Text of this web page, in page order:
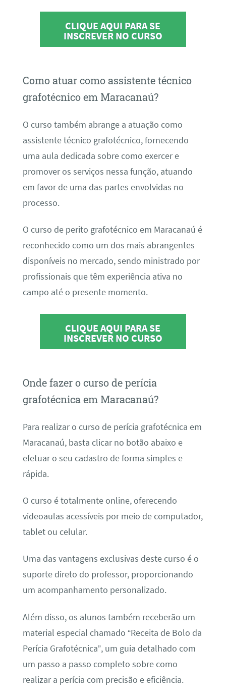
CLIQUE AQUI PARA SE
INSCREVER NO CURSO
Como atuar como assistente técnico
grafotécnico em Maracanaú?
O curso também abrange a atuação como
assistente técnico grafotécnico, fornecendo
uma aula dedicada sobre como exercer e
promover os serviços nessa função, atuando
em favor de uma das partes envolvidas no
processo.
O curso de perito grafotécnico em Maracanaú é
reconhecido como um dos mais abrangentes
disponíveis no mercado, sendo ministrado por
profissionais que têm experiência ativa no
campo até o presente momento.
CLIQUE AQUI PARA SE
INSCREVER NO CURSO
Onde fazer o curso de perícia
grafotécnica em Maracanaú?
Para realizar o curso de perícia grafotécnica em
Maracanaú, basta clicar no botão abaixo e
efetuar o seu cadastro de forma simples e
rápida.
O curso é totalmente online, oferecendo
videoaulas acessíveis por meio de computador,
tablet ou celular.
Uma das vantagens exclusivas deste curso é o
suporte direto do professor, proporcionando
um acompanhamento personalizado.
Além disso, os alunos também receberão um
material especial chamado “Receita de Bolo da
Perícia Grafotécnica”, um guia detalhado com
um passo a passo completo sobre como
realizar a perícia com precisão e eficiência.